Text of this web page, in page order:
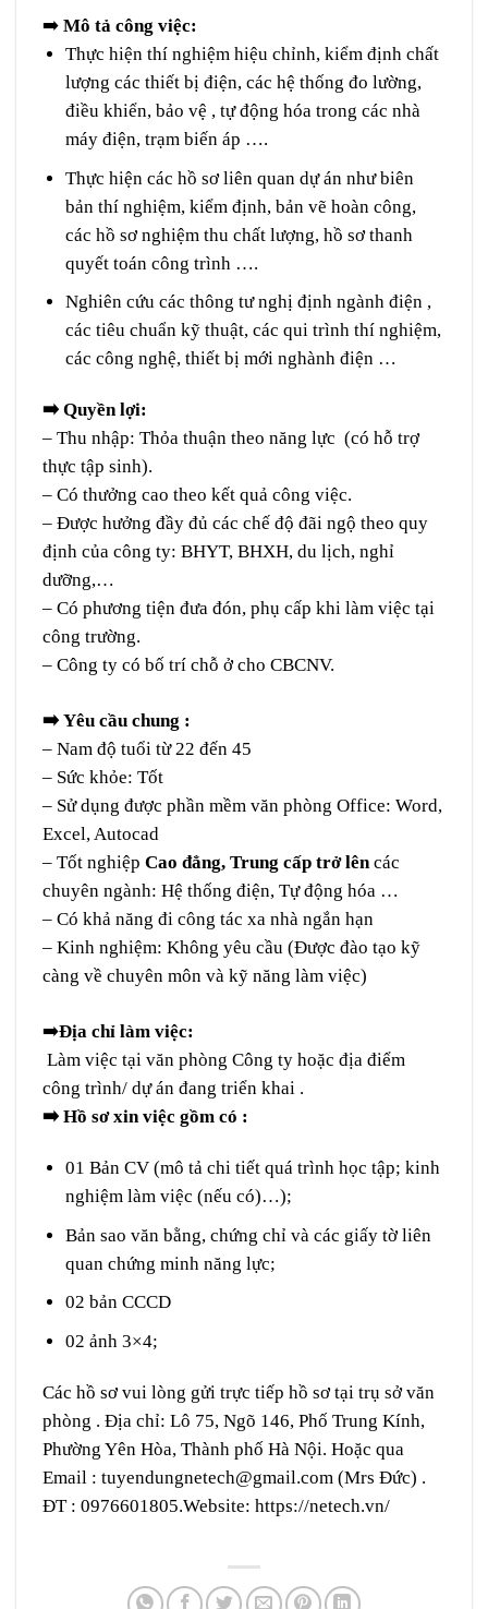
➡️ Mô tả công việc:
Thực hiện thí nghiệm hiệu chỉnh, kiểm định chất
lượng các thiết bị điện, các hệ thống đo lường,
điều khiển, bảo vệ , tự động hóa trong các nhà
máy điện, trạm biến áp ….
Thực hiện các hồ sơ liên quan dự án như biên
bản thí nghiệm, kiểm định, bản vẽ hoàn công,
các hồ sơ nghiệm thu chất lượng, hồ sơ thanh
quyết toán công trình ….
Nghiên cứu các thông tư nghị định ngành điện ,
các tiêu chuẩn kỹ thuật, các qui trình thí nghiệm,
các công nghệ, thiết bị mới nghành điện …
➡️ Quyền lợi:
– Thu nhập: Thỏa thuận theo năng lực (có hỗ trợ
thực tập sinh).
– Có thưởng cao theo kết quả công việc.
– Được hưởng đầy đủ các chế độ đãi ngộ theo quy
định của công ty: BHYT, BHXH, du lịch, nghỉ
dưỡng,…
– Có phương tiện đưa đón, phụ cấp khi làm việc tại
công trường.
– Công ty có bố trí chỗ ở cho CBCNV.
➡️ Yêu cầu chung :
– Nam độ tuổi từ 22 đến 45
– Sức khỏe: Tốt
– Sử dụng được phần mềm văn phòng Office: Word,
Excel, Autocad
– Tốt nghiệp Cao đẳng, Trung cấp trở lêncác
chuyên ngành: Hệ thống điện, Tự động hóa …
– Có khả năng đi công tác xa nhà ngắn hạn
– Kinh nghiệm: Không yêu cầu (Được đào tạo kỹ
càng về chuyên môn và kỹ năng làm việc)
➡️Địa chỉ làm việc:
Làm việc tại văn phòng Công ty hoặc địa điểm
công trình/ dự án đang triển khai .
➡️ Hồ sơ xin việc gồm có :
01 Bản CV (mô tả chi tiết quá trình học tập; kinh
nghiệm làm việc (nếu có)…);
Bản sao văn bằng, chứng chỉ và các giấy tờ liên
quan chứng minh năng lực;
02 bản CCCD
02 ảnh 3×4;
Các hồ sơ vui lòng gửi trực tiếp hồ sơ tại trụ sở văn
phòng . Địa chỉ: Lô 75, Ngõ 146, Phố Trung Kính,
Phường Yên Hòa, Thành phố Hà Nội. Hoặc qua
Email : tuyendungnetech@gmail.com (Mrs Đức) .
ĐT : 0976601805.Website: https://netech.vn/